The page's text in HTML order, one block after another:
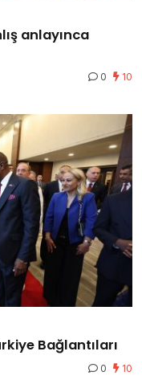
anlayınca
0 10
Bağlantıları
0 10